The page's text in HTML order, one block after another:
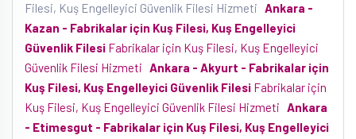
Filesi, Kuş Engelleyici Güvenlik Filesi Hizmeti Ankara -
Kazan - Fabrikalar için Kuş Filesi, Kuş Engelleyici
Güvenlik Filesi Fabrikalar için Kuş Filesi, Kuş Engelleyici
Güvenlik Filesi Hizmeti Ankara - Akyurt - Fabrikalar için
Kuş Filesi, Kuş Engelleyici Güvenlik Filesi Fabrikalar için
Kuş Filesi, Kuş Engelleyici Güvenlik Filesi Hizmeti Ankara
- Etimesgut - Fabrikalar için Kuş Filesi, Kuş Engelleyici